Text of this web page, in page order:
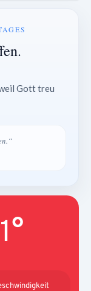
Gott treu